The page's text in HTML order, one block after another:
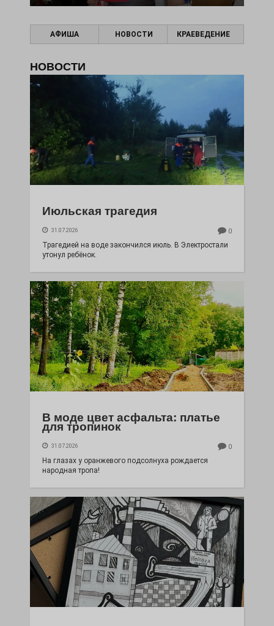
АФИША НОВОСТИ КРАЕВЕДЕНИЕ
НОВОСТИ
Июльская трагедия
31.07.2026 0
Трагедией на воде закончился июль. В Электростали
утонул ребёнок.
В моде цвет асфальта: платье
для тропинок
31.07.2026 0
На глазах у оранжевого подсолнуха рождается
народная тропа!